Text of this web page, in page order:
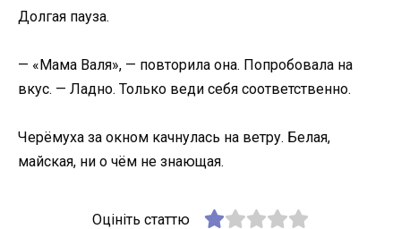
Долгая пауза.
— «Мама Валя», — повторила она. Попробовала на
вкус. — Ладно. Только веди себя соответственно.
Черёмуха за окном качнулась на ветру. Белая,
майская, ни о чём не знающая.
Оцініть статтю